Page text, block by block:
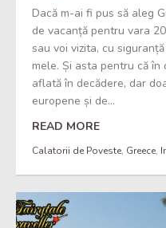
Dacă m-ai fi pus să aleg
de vacanță pentru vara
sau voi vizita, cu
mele. Și asta pentru că în
aflată în decădere, dar
europene și de...
READ MORE
Calatorii de Poveste, Greece,